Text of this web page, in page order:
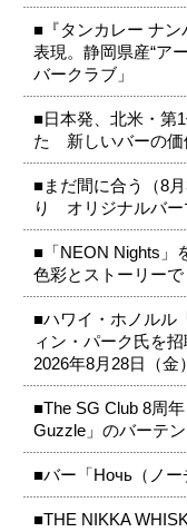
■『タンカレー ナ
表現。静岡県産“ア
バークラブ」
■日本発、北米・第
た 新しいバーの価
■まだ間に合う（8
り オリジナルバー
■「NEON Nights」
色彩とストーリー
■ハワイ・ホノルル
ィン・パーク氏を
2026年8月28日（金）
■The SG Club 8周
Guzzle」のバーテ
■バー「Ночь（ノー
■THE NIKKA